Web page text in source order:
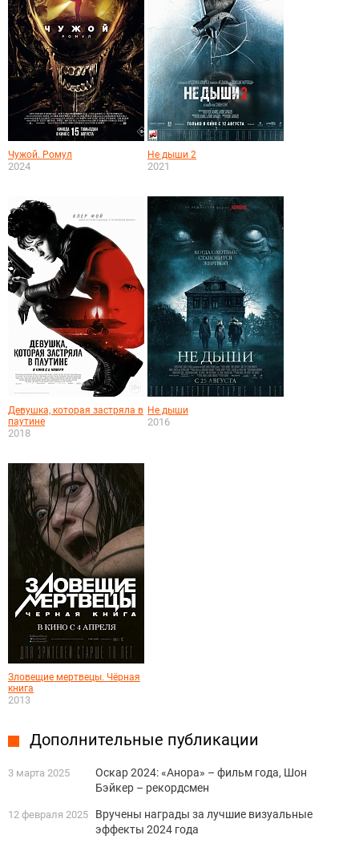
Чужой. Ромул
2024
Не дыши 2
2021
Девушка, которая застряла в
паутине
2018
Не дыши
2016
Зловещие мертвецы. Чёрная
книга
2013
Дополнительные публикации
3 марта 2025
Оскар 2024: «Анора» – фильм года, Шон
Бэйкер – рекордсмен
12 февраля 2025
Вручены награды за лучшие визуальные
эффекты 2024 года